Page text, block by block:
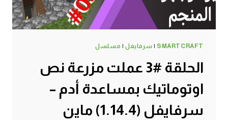
SMARTCRAFT
| سرفايفل| مسلسل
الحلقة #3 عملت مزرعة نص
اوتوماتيك بمساعدة أدم –
سرفايفل (1.14.4) ماين